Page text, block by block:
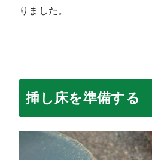
りました。
挿し床を準備する